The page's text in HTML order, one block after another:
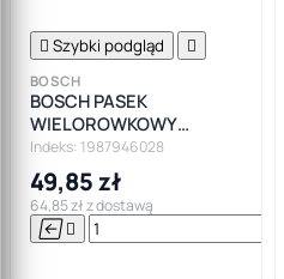
 Szybki podgląd 
BOSCH
BOSCH PASEK
WIELOROWKOWY
6PK1990
Indeks: 1987946028
49,85 zł
64,85 zł z dostawą
 